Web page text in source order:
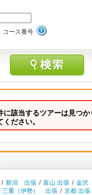
コース番号
該当するツアーは見つか
ださい。
/ 新潟 出張 / 富山 出張 / 金沢
三重（伊勢） 出張 / 京都 出張